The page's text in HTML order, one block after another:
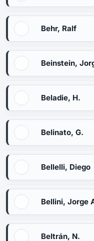
Behr, Ralf
Beinstein,
Beladie, H.
Belinato, G.
Bellelli, Diego
Bellini, Jorge
Beltrán, N.